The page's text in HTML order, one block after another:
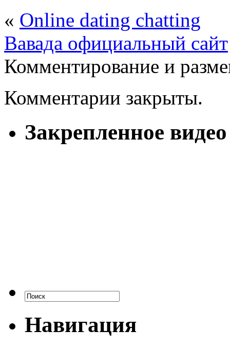
« Online dating chatting
Вавада официальный сайт
Комментирование и
Комментарии закрыты.
Закрепленное видео
Навигация